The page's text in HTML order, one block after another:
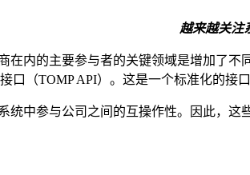
越来越关注
在内的主要参与者的关键领域是增加了
口（TOMP API）。这是一个标准化的接
统中参与公司之间的互操作性。因此，这